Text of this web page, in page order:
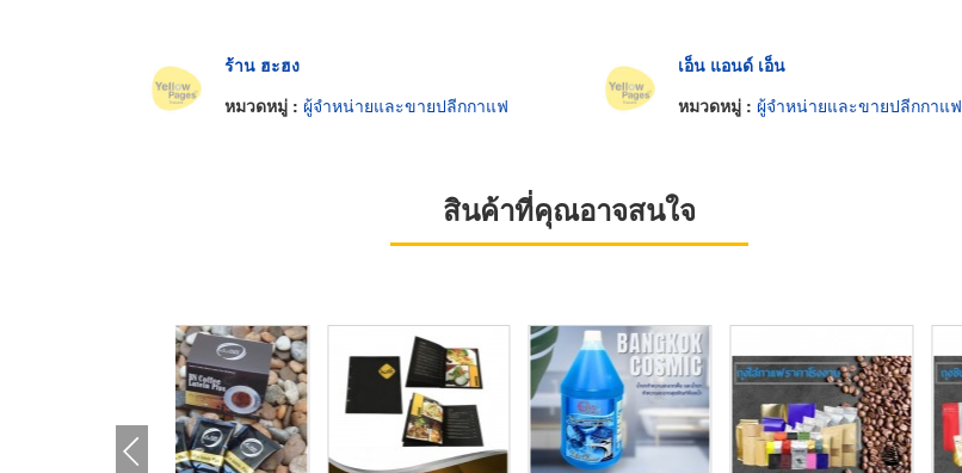
ร้าน ฮะฮง
หมวดหมู่ : ผู้จำหน่ายและขายปลีกกาแฟ
เอ็น แอนด์ เอ็น
หมวดหมู่ : ผู้จำหน่ายและขายปลีกกาแฟ
สินค้าที่คุณอาจสนใจ